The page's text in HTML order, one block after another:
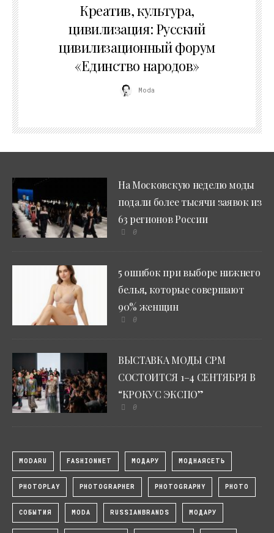
Креатив, культура,
цивилизация: Русский
цивилизационный форум
«Единство народов»
Moda
На Московскую неделю моды
подали более тысячи заявок из
63 регионов России
0
5 ошибок при выборе нижнего
белья, которые совершают
90% женщин
0
ВЫСТАВКА МОДЫ CPM
СОСТОИТСЯ 1–4 СЕНТЯБРЯ В
“КРОКУС ЭКСПО”
0
MODARU FASHIONNET МОДАРУ МОДНАЯСЕТЬ
PHOTOPLAY PHOTOGRAPHER PHOTOGRAPHY PHOTO
СОБЫТИЯ MODA RUSSIANBRANDS МОДАРУ